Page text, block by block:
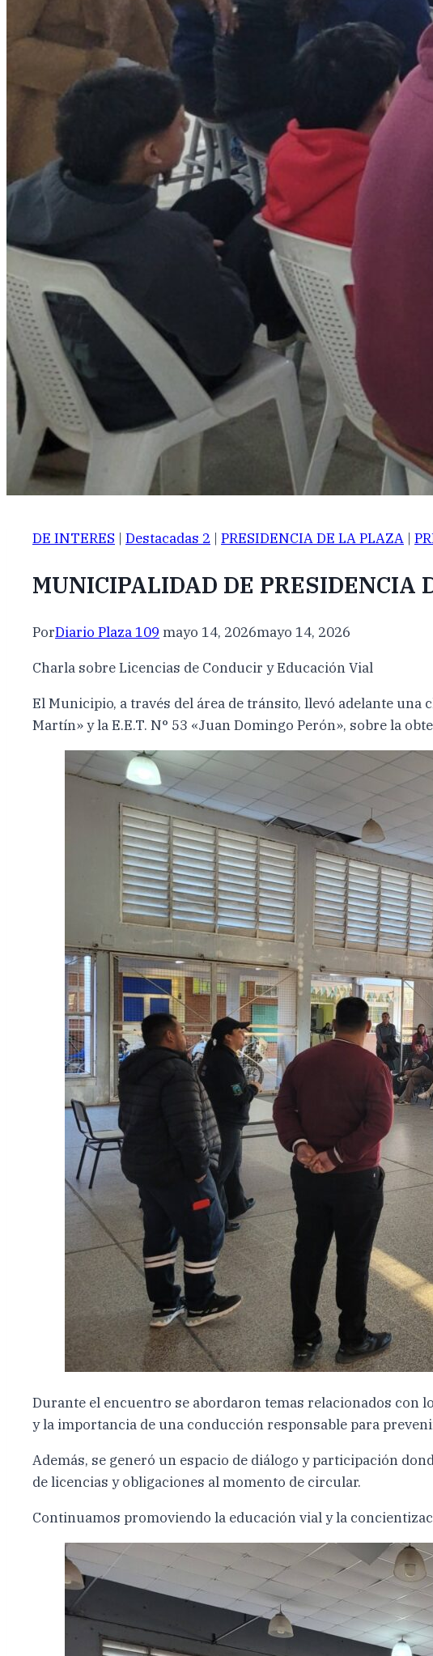
DE INTERES | Destacadas 2 | PRESIDENCIA DE LA PLAZA |
MUNICIPALIDAD DE PRESIDENCIA
PorDiario Plaza 109 mayo 14, 2026mayo 14, 2026
Charla sobre Licencias de Conducir y Educación Vial
El Municipio, a través del área de tránsito, llevó adelante una
Martín» y la E.E.T. N° 53 «Juan Domingo Perón», sobre la
Durante el encuentro se abordaron temas relacionados con
y la importancia de una conducción responsable para
Además, se generó un espacio de diálogo y participación
de licencias y obligaciones al momento de circular.
Continuamos promoviendo la educación vial y la